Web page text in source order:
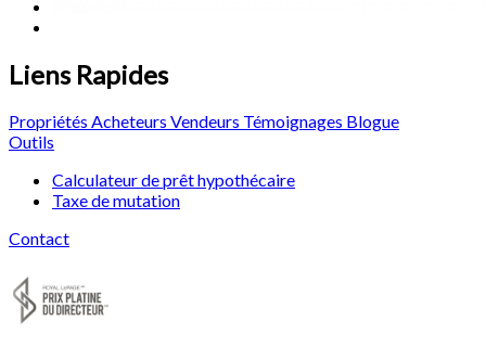
Liens Rapides
Propriétés Acheteurs Vendeurs Témoignages Blogue
Outils
Calculateur de prêt hypothécaire
Taxe de mutation
Contact